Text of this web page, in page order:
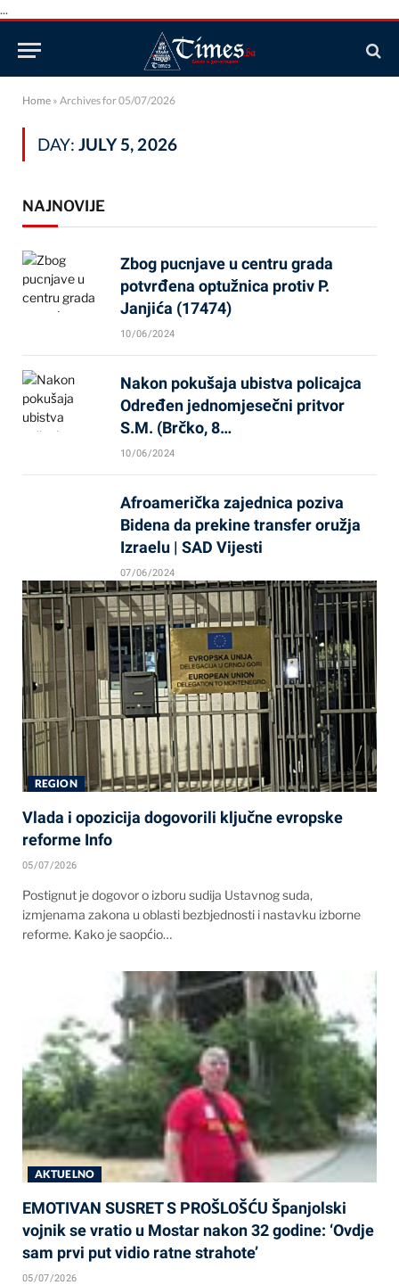
...
Home » Archives for 05/07/2026
DAY: JULY 5, 2026
NAJNOVIJE
Zbog pucnjave u centru grada
potvrđena optužnica protiv P.
Janjića (17474)
10/06/2024
Nakon pokušaja ubistva policajca
Određen jednomjesečni pritvor
S.M. (Brčko, 8…
10/06/2024
Afroamerička zajednica poziva
Bidena da prekine transfer oružja
Izraelu | SAD Vijesti
07/06/2024
REGION
Vlada i opozicija dogovorili ključne evropske
reforme Info
05/07/2026
Postignut je dogovor o izboru sudija Ustavnog suda,
izmjenama zakona u oblasti bezbjednosti i nastavku izborne
reforme. Kako je saopćio…
AKTUELNO
EMOTIVAN SUSRET S PROŠLOŠĆU Španjolski
vojnik se vratio u Mostar nakon 32 godine: ‘Ovdje
sam prvi put vidio ratne strahote’
05/07/2026